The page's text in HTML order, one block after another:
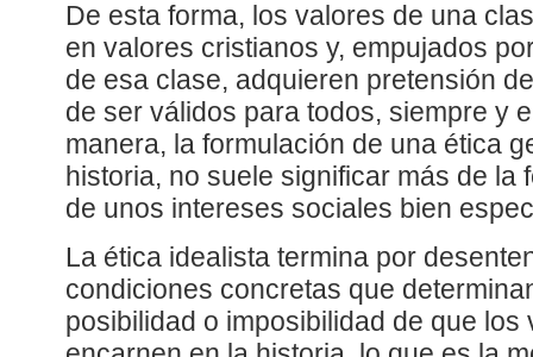
De esta forma, los valores de una
en valores cristianos y, empujados
de esa clase, adquieren pretensión
de ser válidos para todos, siempre y
manera, la formulación de una ética
historia, no suele significar más de la
de unos intereses sociales bien
La ética idealista termina por
condiciones concretas que
posibilidad o imposibilidad de que